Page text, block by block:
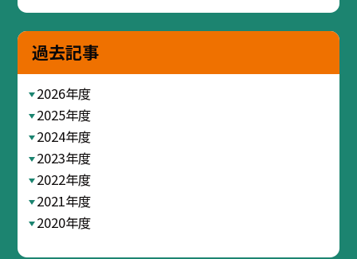
過去記事
2026年度
2025年度
2024年度
2023年度
2022年度
2021年度
2020年度